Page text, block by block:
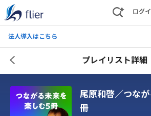
ログ
法人導入はこちら
プレイリスト詳細
尾原和啓／つな
冊